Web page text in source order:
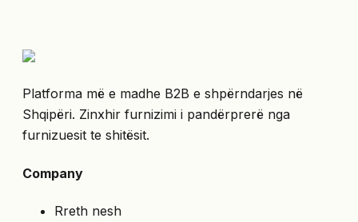
Platforma më e madhe B2B e shpërndarjes në
Shqipëri. Zinxhir furnizimi i pandërprerë nga
furnizuesit te shitësit.
Company
Rreth nesh